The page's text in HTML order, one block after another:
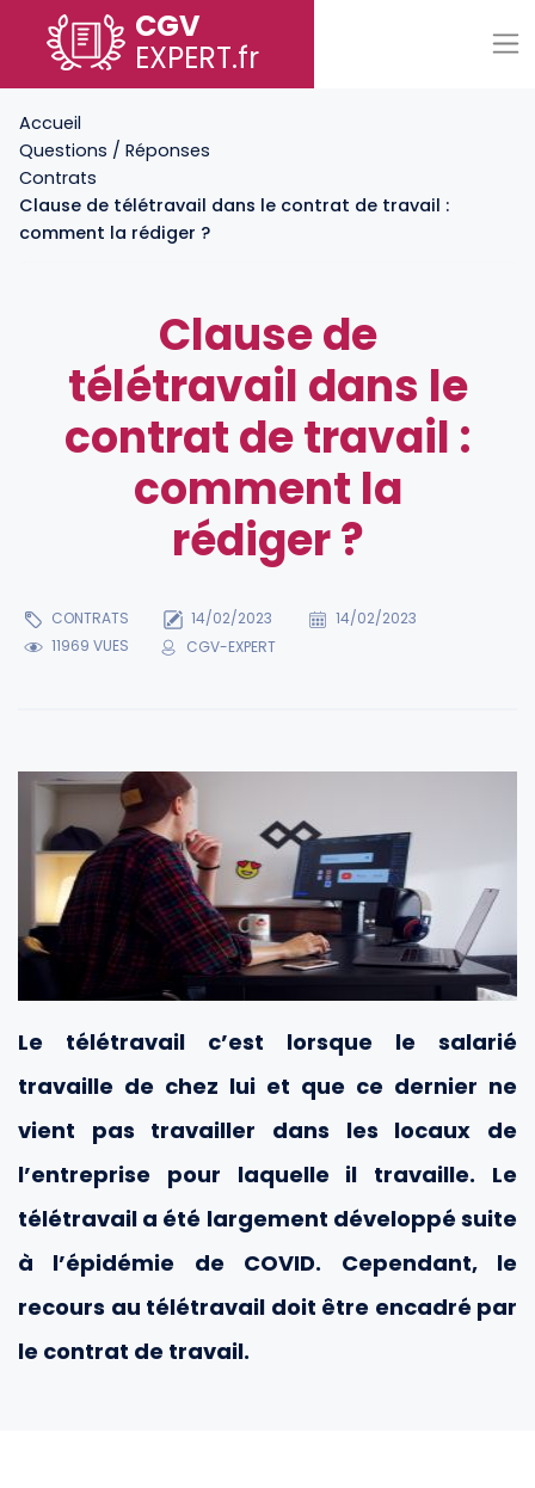
CGV
EXPERT.fr
Accueil
Questions / Réponses
Contrats
Clause de télétravail dans le contrat de travail :
comment la rédiger ?
Clause de
télétravail dans le
contrat de travail :
comment la
rédiger ?
CONTRATS 14/02/2023
14/02/2023
11969 VUES
CGV-EXPERT
Le télétravail c’est lorsque le salarié
travaille de chez lui et que ce dernier ne
vient pas travailler dans les locaux de
l’entreprise pour laquelle il travaille. Le
télétravail a été largement développé suite
à l’épidémie de COVID. Cependant, le
recours au télétravail doit être encadré par
le contrat de travail.